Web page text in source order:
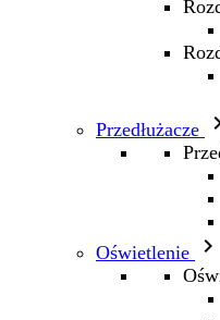
Przedłużacze
Oświetlenie
